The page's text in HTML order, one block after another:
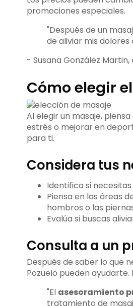
promociones especiales.
"Después de un
de aliviar mis dolores
- Susana González
Cómo elegir
Al elegir un masaje,
estrés o mejorar en
para ti.
Considera tus
Identifica si
Piensa en las áreas
hombros o las
Evalúa si buscas
Consulta a un
Después de saber lo que
Pozuelo pueden ayudarte.
"El asesoramiento
tratamiento de